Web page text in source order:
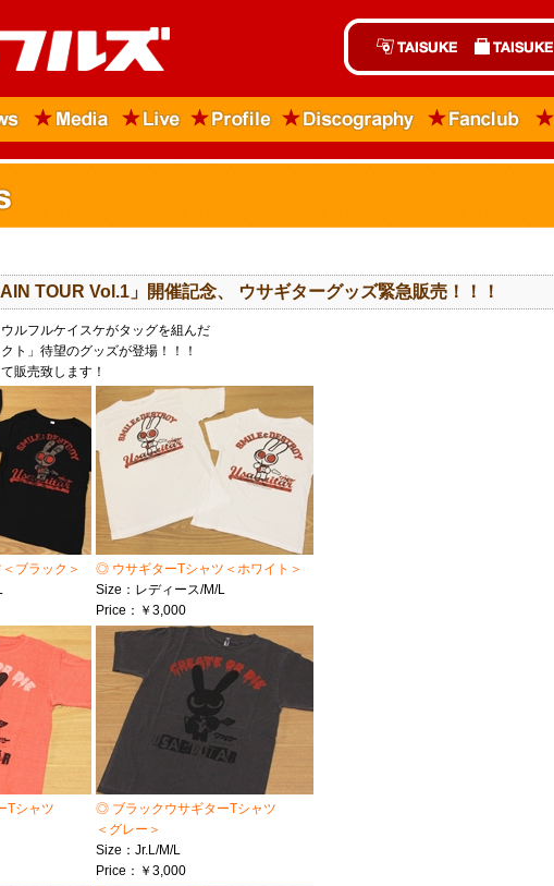
TOUR Vol.1」開催記念、 ウサギターグッズ緊急販売！！！
ルフルケイスケがタッグを組んだ
ト」待望のグッズが登場！！！
販売致します！
ブラック＞
◎ ウサギターTシャツ＜ホワイト＞
Size：レディース/M/L
Price：￥3,000
Tシャツ
◎ ブラックウサギターTシャツ
＜グレー＞
Size：Jr.L/M/L
Price：￥3,000